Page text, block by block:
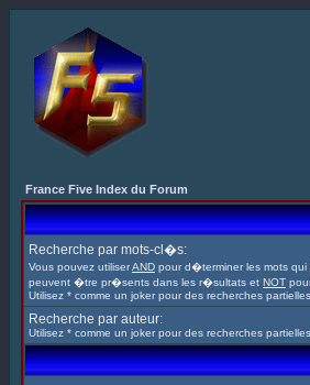
France Five Index du Forum
Recherche par mots-cl�s:
Vous pouvez utiliserAND pour d�terminer les mots
peuvent �tre pr�sents dans les r�sultats et NOT
Utilisez * comme un joker pour des recherches partielles
Recherche par auteur:
Utilisez * comme un joker pour des recherches partielles